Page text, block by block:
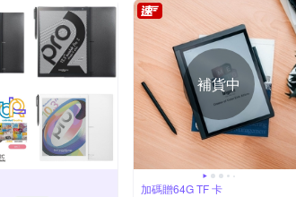
補貨中
加碼贈64G TF 卡